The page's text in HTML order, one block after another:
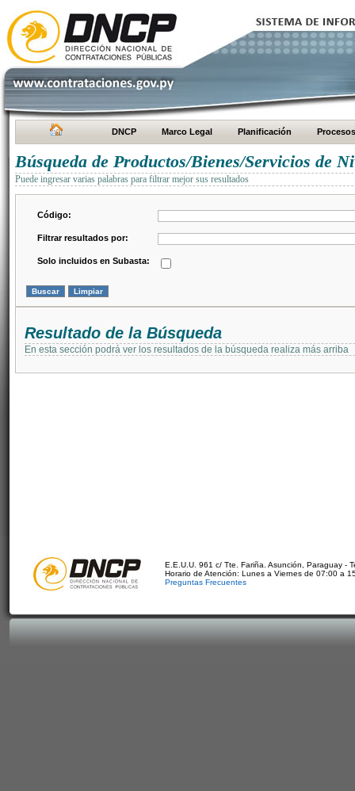
DNCP Marco Legal Planificación Procesos
Búsqueda de Productos/Bienes/Servicios de
Puede ingresar varias palabras para filtrar mejor sus resultados
Código:
Filtrar resultados por:
Solo incluidos en Subasta:
Resultado de la Búsqueda
En esta sección podrá ver los resultados de la búsqueda realiza más arriba
E.E.U.U. 961 c/ Tte. Fariña. Asunción, Paraguay -
Horario de Atención: Lunes a Viernes de 07:00 a
Preguntas Frecuentes